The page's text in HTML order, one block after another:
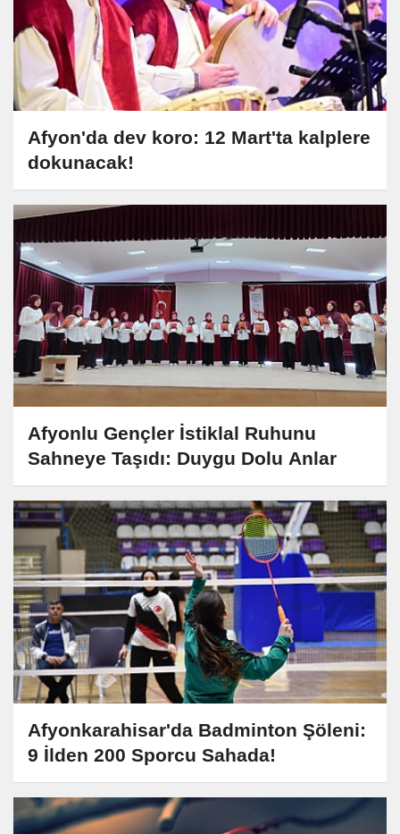
Afyon'da dev koro: 12 Mart'ta kalplere
dokunacak!
Afyonlu Gençler İstiklal Ruhunu
Sahneye Taşıdı: Duygu Dolu Anlar
Afyonkarahisar'da Badminton Şöleni:
9 İlden 200 Sporcu Sahada!